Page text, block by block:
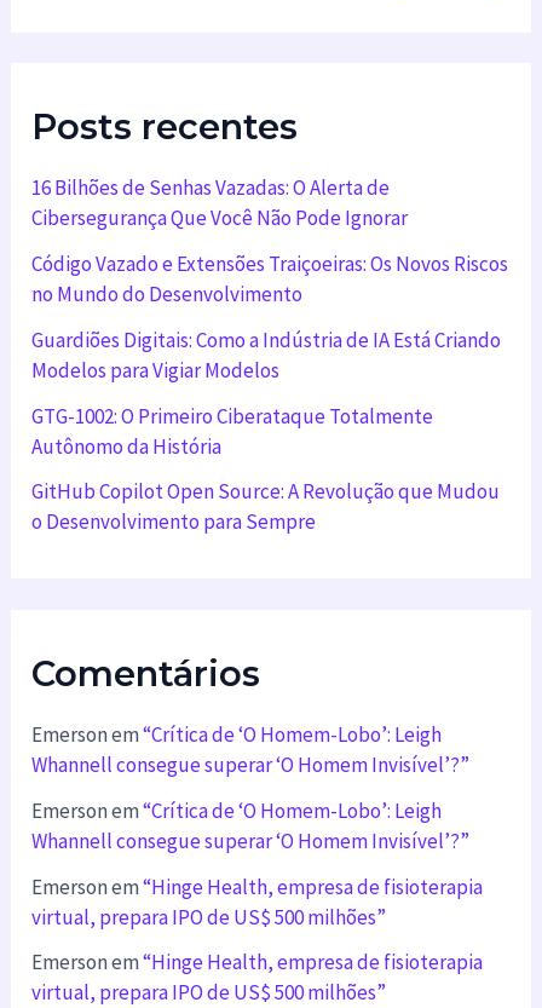
Posts recentes
16 Bilhões de Senhas Vazadas: O Alerta de
Cibersegurança Que Você Não Pode Ignorar
Código Vazado e Extensões Traiçoeiras: Os Novos Riscos
no Mundo do Desenvolvimento
Guardiões Digitais: Como a Indústria de IA Está Criando
Modelos para Vigiar Modelos
GTG-1002: O Primeiro Ciberataque Totalmente
Autônomo da História
GitHub Copilot Open Source: A Revolução que Mudou
o Desenvolvimento para Sempre
Comentários
Emersonem“Crítica de ‘O Homem-Lobo’: Leigh
Whannell consegue superar ‘O Homem Invisível’?”
Emersonem“Crítica de ‘O Homem-Lobo’: Leigh
Whannell consegue superar ‘O Homem Invisível’?”
Emersonem“Hinge Health, empresa de fisioterapia
virtual, prepara IPO de US$ 500 milhões”
Emersonem“Hinge Health, empresa de fisioterapia
virtual, prepara IPO de US$ 500 milhões”